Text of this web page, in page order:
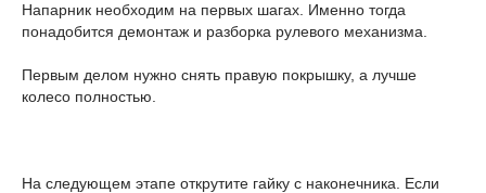
Напарник необходим на первых шагах. Именно тогда
понадобится демонтаж и разборка рулевого механизма.
Первым делом нужно снять правую покрышку, а лучше
колесо полностью.
На следующем этапе открутите гайку с наконечника. Если